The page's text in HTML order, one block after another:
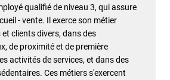
qualifié de niveau 3, qui assure
- vente. Il exerce son métier
clients divers, dans des
de proximité et de première
activités de services, et dans des
Ces métiers s'exercent